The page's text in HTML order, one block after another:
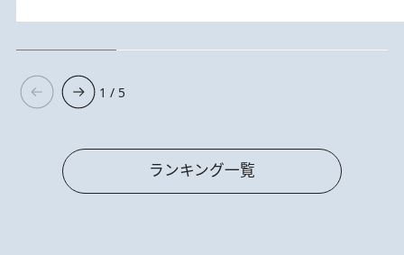
1 / 5
ランキング一覧